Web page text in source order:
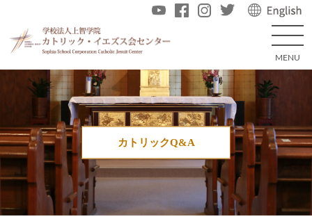
カトリックQ&A